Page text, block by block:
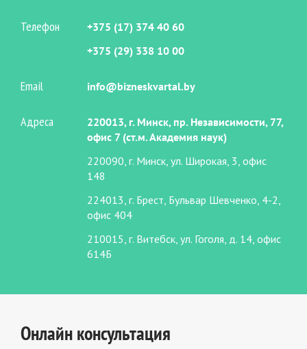
Онлайн консультация
Телефон
+375 (17) 374 40 60
+375 (29) 338 10 00
Email info@bizneskvartal.by
Адреса
220013, г. Минск, пр. Независимости, 77,
офис 7 (ст.м. Академия наук)
220090, г. Минск, ул. Широкая, 3, офис
148
224013, г. Брест, Бульвар Шевченко, 4-2,
офис 404
210015, г. Витебск, ул. Гоголя, д. 14, офис
614Б